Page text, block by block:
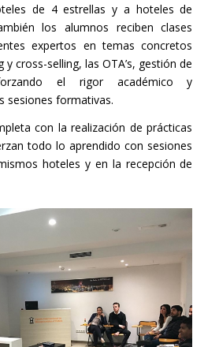
de 4 estrellas y a hoteles de
los alumnos reciben clases
expertos en temas concretos
cross-selling, las OTA’s, gestión de
el rigor académico y
sesiones formativas.
con la realización de prácticas
todo lo aprendido con sesiones
hoteles y en la recepción de